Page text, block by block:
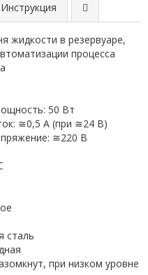
Инструкция
жидкости в резервуаре,
процесса
50 Вт
≅0,5 А (при ≅24 В)
≅220 В
сталь
при низком уровне